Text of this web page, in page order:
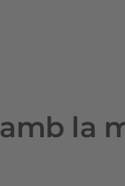
amb la